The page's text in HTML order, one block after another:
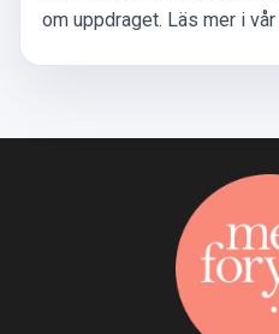
om uppdraget. Läs mer i vår